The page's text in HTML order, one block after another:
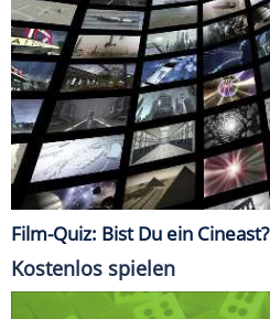
Film-Quiz: Bist Du ein Cineast?
Kostenlos spielen